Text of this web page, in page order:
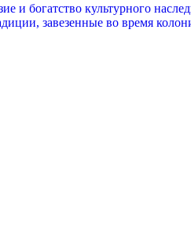
и богатство культурного
завезенные во время